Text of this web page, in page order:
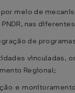
meio de
nas
de
vinculadas,
Regional;
e